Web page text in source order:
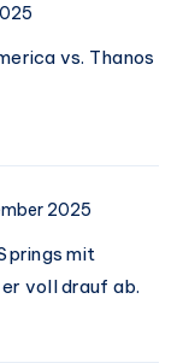
vs. Thanos
2025
mit
voll drauf ab.